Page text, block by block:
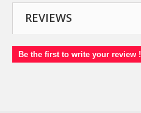
REVIEWS
Be the first to write your review !